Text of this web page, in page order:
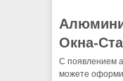
Окна-
С появлением
можете